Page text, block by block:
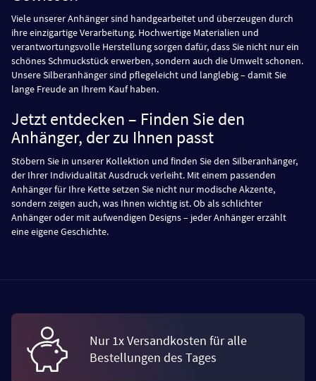
Viele unserer Anhänger sind handgearbeitet und überzeugen durch
ihre einzigartige Verarbeitung. Hochwertige Materialien und
verantwortungsvolle Herstellung sorgen dafür, dass Sie nicht nur ein
schönes Schmuckstück erwerben, sondern auch die Umwelt schonen.
Unsere Silberanhänger sind pflegeleicht und langlebig – damit Sie
lange Freude an Ihrem Kauf haben.
Jetzt entdecken – Finden Sie den
Anhänger, der zu Ihnen passt
Stöbern Sie in unserer Kollektion und finden Sie den Silberanhänger,
der Ihrer Individualität Ausdruck verleiht. Mit einem passenden
Anhänger für Ihre Kette setzen Sie nicht nur modische Akzente,
sondern zeigen auch, was Ihnen wichtig ist. Ob als schlichter
Anhänger oder mit aufwendigen Designs – jeder Anhänger erzählt
eine eigene Geschichte.
Nur 1x Versandkosten für alle
Bestellungen des Tages